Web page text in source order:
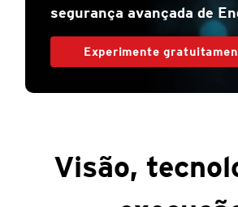
segurança avançada de
Experimente
Visão,